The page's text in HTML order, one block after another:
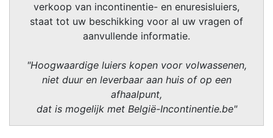
verkoop van incontinentie- en enuresisluiers,
staat tot uw beschikking voor al uw vragen of
aanvullende informatie.
"Hoogwaardige luiers kopen voor volwassenen,
niet duur en leverbaar aan huis of op een
afhaalpunt,
dat is mogelijk met België-Incontinentie.be"